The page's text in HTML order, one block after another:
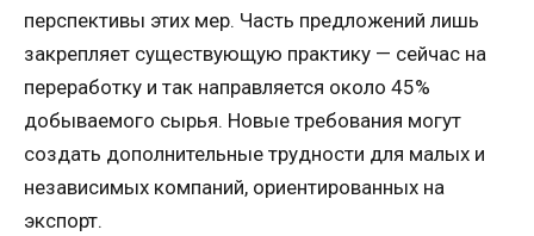
перспективы этих мер. Часть предложений лишь
закрепляет существующую практику — сейчас на
переработку и так направляется около 45%
добываемого сырья. Новые требования могут
создать дополнительные трудности для малых и
независимых компаний, ориентированных на
экспорт.